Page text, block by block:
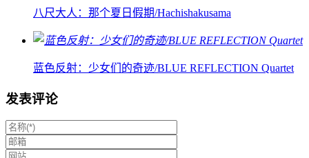
八尺大人：那个夏日假期/Hachishakusama
蓝色反射：少女们的奇迹/BLUE REFLECTION Quartet
发表评论